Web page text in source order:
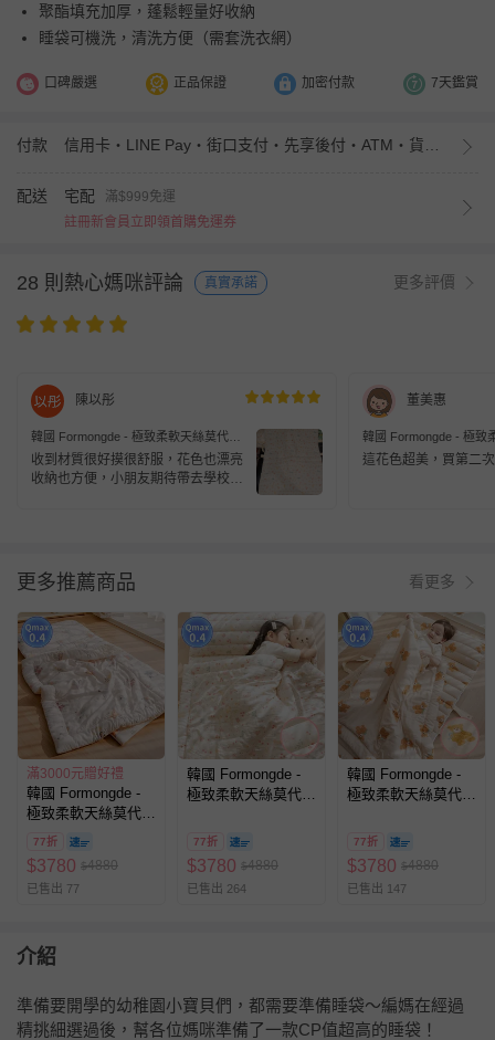
聚酯填充加厚，蓬鬆輕量好收納
睡袋可機洗，清洗方便（需套洗衣網）
口碑嚴選 正品保證 加密付款 7天鑑賞
付款
配送 宅配
滿$999免運
註冊新會員立即領首購免運券
28 則熱心媽咪評論 真實承諾 更多評價
陳以彤
韓國 Formongde - 極致柔軟天絲莫代爾
雙面涼感4cm厚墊睡袋組-愛麗絲花園
收到材質很好摸很舒服，花色也漂亮
收納也方便，小朋友期待帶去學校睡
董美惠
韓國 Formongde - 極致
雙面涼感4cm厚墊睡袋
這花色超美，買第二
更多推薦商品 看更多
滿3000元贈好禮
韓國 Formongde -
極致柔軟天絲莫代爾
雙面涼感4cm厚墊睡
袋組-恐龍車車
77折
$3780 $4880
已售出 77
韓國 Formongde -
極致柔軟天絲莫代爾
袋組-愛麗絲花園
77折
$3780 $4880
已售出 264
韓國 Formongde -
極致柔軟天絲莫代爾
袋組-泰迪棕熊
77折
$3780 $4880
已售出 147
介紹
準備要開學的幼稚園小寶貝們，都需要準備睡袋～編媽在經過
精挑細選過後，幫各位媽咪準備了一款CP值超高的睡袋！